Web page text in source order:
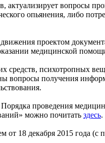
актуализирует вопросы
опьянения, либо
проектом
медицинской
средств, психотропных
вопросы получения
проведения
можно почитать здесь.
18 декабря 2015 года (с